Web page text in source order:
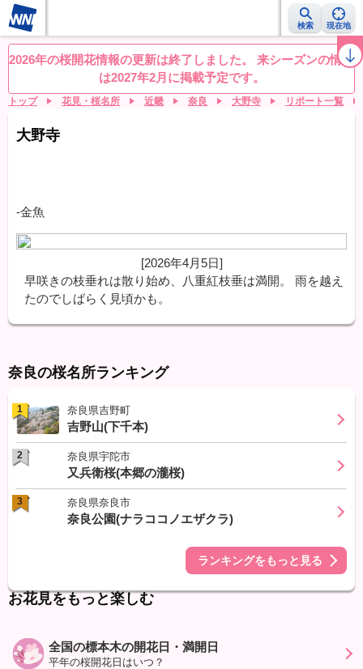
検索 現在地
桜レーダー 名所ランキング 桜開花予想NEWS お花見動画 目的別
2026年の桜開花情報の更新は終了しました。 来シーズンの情報
は2027年2月に掲載予定です。
トップ 花見・桜名所 近畿 奈良 大野寺 リポート一覧
大野寺
-金魚
[2026年4月5日]
早咲きの枝垂れは散り始め、八重紅枝垂は満開。 雨を越え
たのでしばらく見頃かも。
奈良の桜名所ランキング
1 奈良県吉野町
吉野山(下千本)
2 奈良県宇陀市
又兵衛桜(本郷の瀧桜)
3 奈良県奈良市
奈良公園(ナラココノエザクラ)
ランキングをもっと見る
お花見をもっと楽しむ
全国の標本木の開花日・満開日
平年の桜開花日はいつ？